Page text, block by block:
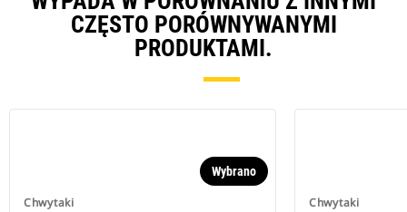
CZĘSTO PORÓWNYWANYMI
PRODUKTAMI.
Chwytaki
Wybrano
Chwytaki